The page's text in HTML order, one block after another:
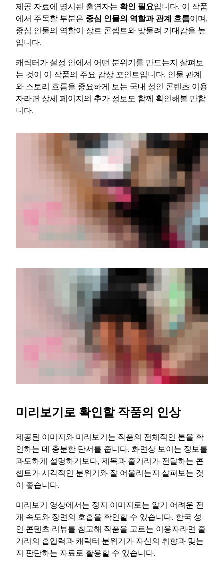
제공 자료에 명시된 출연자는 확인 필요입니다. 이 작품
에서 주목할 부분은 중심 인물의 역할과 관계 흐름이며,
중심 인물의 역할이 장르 콘셉트와 맞물려 기대감을 높
입니다.
캐릭터가 설정 안에서 어떤 분위기를 만드는지 살펴보
는 것이 이 작품의 주요 감상 포인트입니다. 인물 관계
와 스토리 흐름을 중요하게 보는 국내 성인 콘텐츠 이용
자라면 상세 페이지의 추가 정보도 함께 확인해볼 만합
니다.
미리보기로 확인할 작품의 인상
제공된 이미지와 미리보기는 작품의 전체적인 톤을 확
인하는 데 충분한 단서를 줍니다. 화면상 보이는 정보를
과도하게 설명하기보다, 제목과 줄거리가 전달하는 콘
셉트가 시각적인 분위기와 잘 어울리는지 살펴보는 것
이 좋습니다.
미리보기 영상에서는 정지 이미지로는 알기 어려운 전
개 속도와 장면의 호흡을 확인할 수 있습니다. 한국 성
인 콘텐츠 리뷰를 참고해 작품을 고르는 이용자라면 줄
거리의 흡입력과 캐릭터 분위기가 자신의 취향과 맞는
지 판단하는 자료로 활용할 수 있습니다.